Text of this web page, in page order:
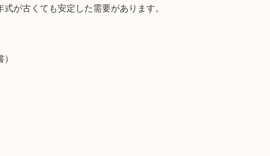
が古くても安定した需要があります。